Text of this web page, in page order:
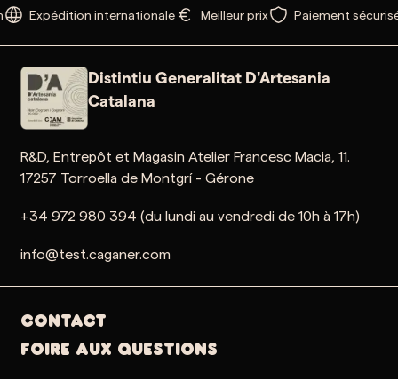
Expédition internationale Meilleur prix Paiement sécurisé
Distintiu Generalitat D'Artesania
Catalana
R&D, Entrepôt et Magasin Atelier Francesc Macia, 11.
17257 Torroella de Montgrí - Gérone
+34 972 980 394 (du lundi au vendredi de 10h à 17h)
info@test.caganer.com
Contact
Foire aux questions